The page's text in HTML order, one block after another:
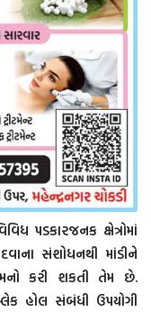
પડકારજનક ક્ષેત્રોમાં
સંશોધનથી માંડીને
કરી શકતી તેમ છે.
હોલ સંબંધી ઉપયોગી